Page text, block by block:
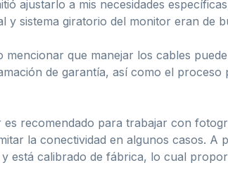
ajustarlo a mis necesidades
y sistema giratorio del monitor eran de
mencionar que manejar los cables
de garantía, así como el
es recomendado para trabajar con
la conectividad en algunos casos.
está calibrado de fábrica, lo cual